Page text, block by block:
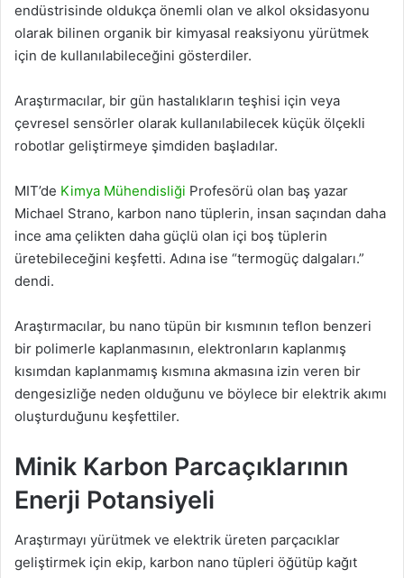
endüstrisinde oldukça önemli olan ve alkol oksidasyonu
olarak bilinen organik bir kimyasal reaksiyonu yürütmek
için de kullanılabileceğini gösterdiler.
Araştırmacılar, bir gün hastalıkların teşhisi için veya
çevresel sensörler olarak kullanılabilecek küçük ölçekli
robotlar geliştirmeye şimdiden başladılar.
MIT’de Kimya Mühendisliği Profesörü olan baş yazar
Michael Strano, karbon nano tüplerin, insan saçından daha
ince ama çelikten daha güçlü olan içi boş tüplerin
üretebileceğini keşfetti. Adına ise “termogüç dalgaları.”
dendi.
Araştırmacılar, bu nano tüpün bir kısmının teflon benzeri
bir polimerle kaplanmasının, elektronların kaplanmış
kısımdan kaplanmamış kısmına akmasına izin veren bir
dengesizliğe neden olduğunu ve böylece bir elektrik akımı
oluşturduğunu keşfettiler.
Minik Karbon Parcaçıklarının
Enerji Potansiyeli
Araştırmayı yürütmek ve elektrik üreten parçacıklar
geliştirmek için ekip, karbon nano tüpleri öğütüp kağıt